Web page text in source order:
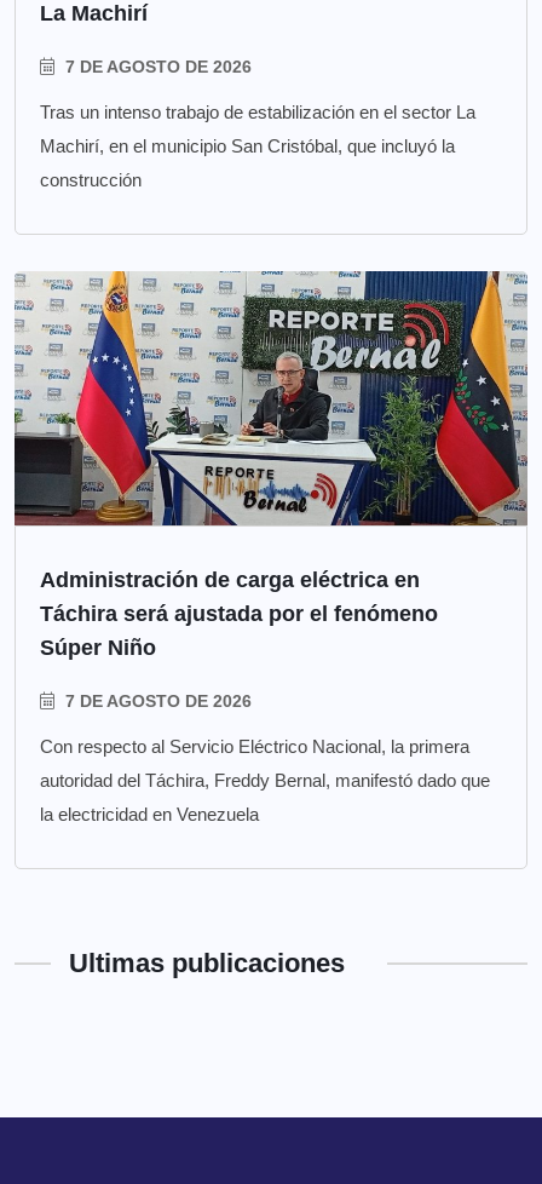
La Machirí
7 DE AGOSTO DE 2026
Tras un intenso trabajo de estabilización en el sector La
Machirí, en el municipio San Cristóbal, que incluyó la
construcción
Administración de carga eléctrica en
Táchira será ajustada por el fenómeno
Súper Niño
7 DE AGOSTO DE 2026
Con respecto al Servicio Eléctrico Nacional, la primera
autoridad del Táchira, Freddy Bernal, manifestó dado que
la electricidad en Venezuela
Ultimas publicaciones